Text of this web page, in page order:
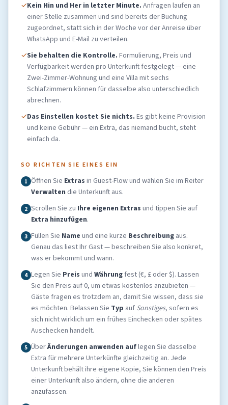
✓Kein Hin und Her in letzter Minute. Anfragen laufen an
einer Stelle zusammen und sind bereits der Buchung
zugeordnet, statt sich in der Woche vor der Anreise über
WhatsApp und E-Mail zu verteilen.
✓Sie behalten die Kontrolle. Formulierung, Preis und
Verfügbarkeit werden pro Unterkunft festgelegt — eine
Zwei-Zimmer-Wohnung und eine Villa mit sechs
Schlafzimmern können für dasselbe also unterschiedlich
abrechnen.
✓Das Einstellen kostet Sie nichts. Es gibt keine Provision
und keine Gebühr — ein Extra, das niemand bucht, steht
einfach da.
SO RICHTEN SIE EINES EIN
1 Öffnen Sie Extras in Guest-Flow und wählen Sie im Reiter
Verwalten die Unterkunft aus.
2 Scrollen Sie zu Ihre eigenen Extras und tippen Sie auf
Extra hinzufügen.
3 Füllen Sie Name und eine kurze Beschreibung aus.
Genau das liest Ihr Gast — beschreiben Sie also konkret,
was er bekommt und wann.
4 Legen Sie Preis und Währungfest (€, £ oder $). Lassen
Sie den Preis auf 0, um etwas kostenlos anzubieten —
Gäste fragen es trotzdem an, damit Sie wissen, dass sie
es möchten. Belassen Sie Typ auf Sonstiges, sofern es
sich nicht wirklich um ein frühes Einchecken oder spätes
Auschecken handelt.
5 ÜberÄnderungen anwenden auflegen Sie dasselbe
Extra für mehrere Unterkünfte gleichzeitig an. Jede
Unterkunft behält ihre eigene Kopie, Sie können den Preis
einer Unterkunft also ändern, ohne die anderen
anzufassen.